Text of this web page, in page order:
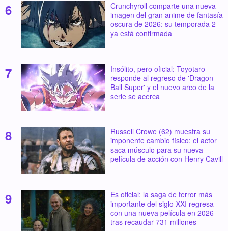
Crunchyroll comparte una nueva
imagen del gran anime de fantasía
oscura de 2026: su temporada 2
ya está confirmada
Insólito, pero oficial: Toyotaro
responde al regreso de 'Dragon
Ball Super' y el nuevo arco de la
serie se acerca
Russell Crowe (62) muestra su
imponente cambio físico: el actor
saca músculo para su nueva
película de acción con Henry Cavill
Es oficial: la saga de terror más
importante del siglo XXI regresa
con una nueva película en 2026
tras recaudar 731 millones